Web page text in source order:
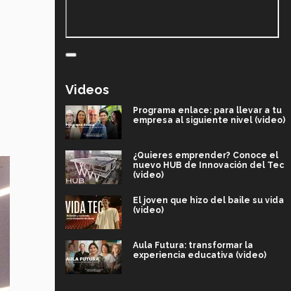
Videos
Programa enlace: para llevar a tu
empresa al siguiente nivel (video)
¿Quieres emprender? Conoce el
nuevo HUB de Innovación del Tec
(video)
El joven que hizo del baile su vida
(video)
Aula Futura: transformar la
experiencia educativa (video)